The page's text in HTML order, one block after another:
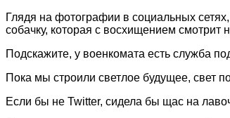
Глядя на фотографии в социальных
собачку, которая с восхищением смотрит
Подскажите, у военкомата есть служба
Пока мы строили светлое будущее, свет
Если бы не Twitter, сидела бы щас на